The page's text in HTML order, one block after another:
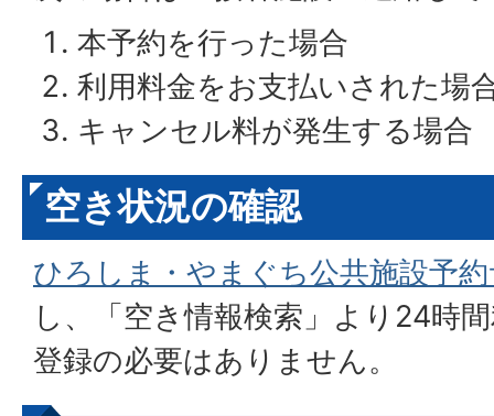
本予約を行った場合
利用料金をお支払いされた場
キャンセル料が発生する場合
空き状況の確認
ひろしま・やまぐち公共施設予
し、「空き情報検索」より24時
登録の必要はありません。